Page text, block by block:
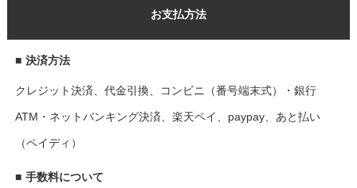
お支払方法
■ 決済方法
クレジット決済、代金引換、コンビニ（番号端末式）・銀行
ATM・ネットバンキング決済、楽天ペイ、paypay、あと払い
（ペイディ）
■ 手数料について